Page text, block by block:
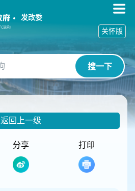
发改委
搜一下
关怀版
返回上一级
分享 打印